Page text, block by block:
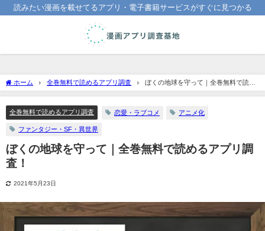
読みたい漫画を載せてるアプリ・電子書籍サービスがすぐに見つかる
ホーム 全巻無料で読めるアプリ調査
ぼくの地球を守って｜全巻無料で読め
るアプリ調査！
全巻無料で読めるアプリ調査 恋愛・ラブコメ アニメ化
ファンタジー・SF・異世界
ぼくの地球を守って｜全巻無料で読めるアプリ調
査！
2021年5月23日